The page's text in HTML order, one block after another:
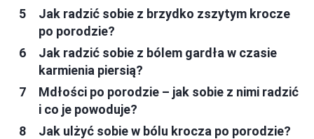
Jak radzić sobie z brzydko zszytym krocze
po porodzie?
Jak radzić sobie z bólem gardła w czasie
karmienia piersią?
Mdłości po porodzie – jak sobie z nimi radzić
i co je powoduje?
Jak ulżyć sobie w bólu krocza po porodzie?